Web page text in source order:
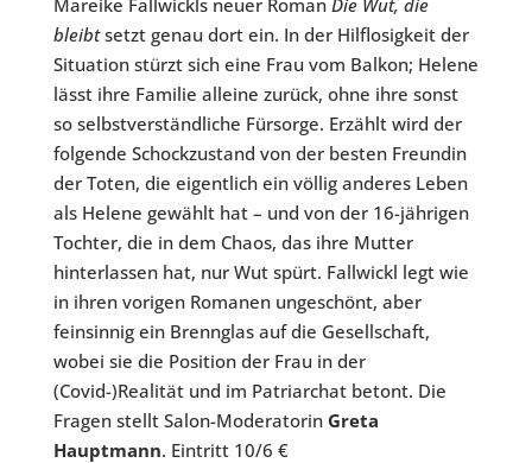
bleibtsetzt genau dort ein. In der Hilflosigkeit der
Situation stürzt sich eine Frau vom Balkon; Helene
lässt ihre Familie alleine zurück, ohne ihre sonst
so selbstverständliche Fürsorge. Erzählt wird der
folgende Schockzustand von der besten Freundin
der Toten, die eigentlich ein völlig anderes Leben
als Helene gewählt hat – und von der 16-jährigen
Tochter, die in dem Chaos, das ihre Mutter
hinterlassen hat, nur Wut spürt. Fallwickl legt wie
in ihren vorigen Romanen ungeschönt, aber
feinsinnig ein Brennglas auf die Gesellschaft,
wobei sie die Position der Frau in der
(Covid-)Realität und im Patriarchat betont. Die
Fragen stellt Salon-Moderatorin Greta
Hauptmann. Eintritt 10/6 €